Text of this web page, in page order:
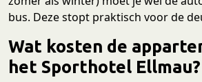
bus. Deze stopt praktisch voor de
Wat kosten de
het Sporthotel Ellmau?